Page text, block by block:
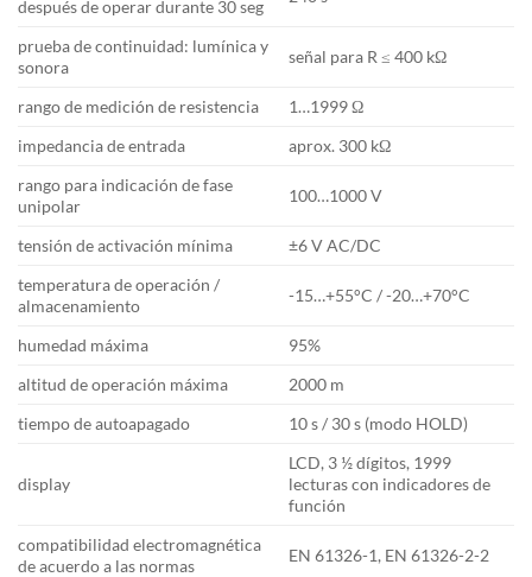
después de operar durante 30 seg
prueba de continuidad: lumínica y
sonora
señal para R ≤ 400 kΩ
rango de medición de resistencia
1…1999 Ω
impedancia de entrada
aprox. 300 kΩ
rango para indicación de fase
unipolar
100…1000 V
tensión de activación mínima
±6 V AC/DC
temperatura de operación /
almacenamiento
-15…+55°C / -20…+70°C
humedad máxima
95%
altitud de operación máxima
2000 m
tiempo de autoapagado
10 s / 30 s (modo HOLD)
display
LCD, 3 ½ dígitos, 1999
lecturas con indicadores de
función
compatibilidad electromagnética
de acuerdo a las normas
EN 61326-1, EN 61326-2-2